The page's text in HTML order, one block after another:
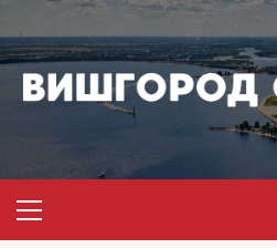
до
вмісту
меню